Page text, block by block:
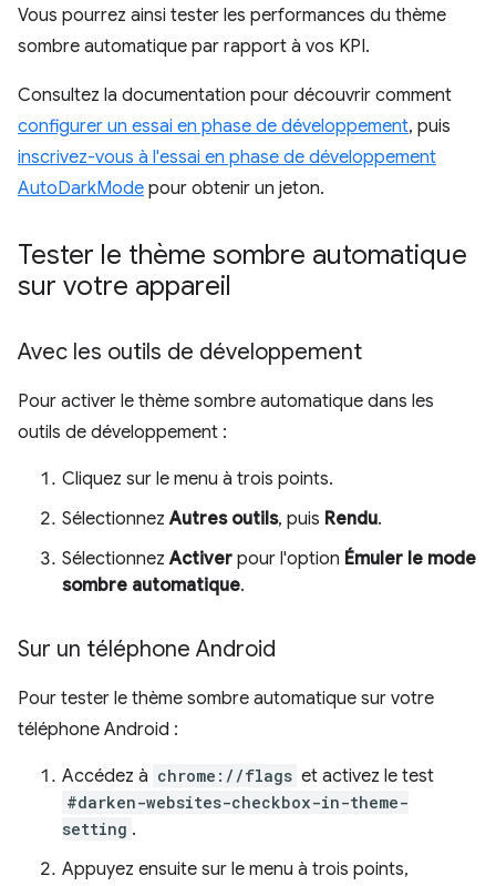
Vous pourrez ainsi tester les performances du thème
sombre automatique par rapport à vos KPI.
Consultez la documentation pour découvrir comment
configurer un essai en phase de développement, puis
inscrivez-vous à l'essai en phase de développement
AutoDarkMode pour obtenir un jeton.
Tester le thème sombre automatique
sur votre appareil
Avec les outils de développement
Pour activer le thème sombre automatique dans les
outils de développement :
Cliquez sur le menu à trois points.
SélectionnezAutres outils, puis Rendu.
SélectionnezActiver pour l'option Émuler le mode
sombre automatique.
Sur un téléphone Android
Pour tester le thème sombre automatique sur votre
téléphone Android :
Accédez à chrome://flags et activez le test
#darken-websites-checkbox-in-theme-
setting .
Appuyez ensuite sur le menu à trois points,